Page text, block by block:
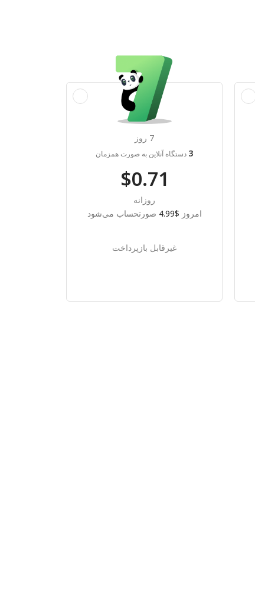
7 روز
3 دستگاه آنلاین به صورت همزمان
$0.71
روزانه
امروز $4.99 صورتحساب می‌شود
غیرقابل بازپرداخت